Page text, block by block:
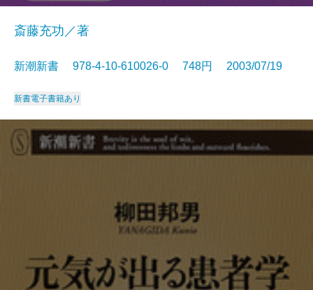
斎藤充功／著
新潮新書 978-4-10-610026-0 748円 2003/07/19
新書電子書籍あり